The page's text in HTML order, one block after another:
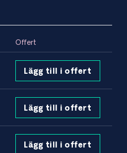
Offert
Lägg till i offert
Lägg till i offert
Lägg till i offert